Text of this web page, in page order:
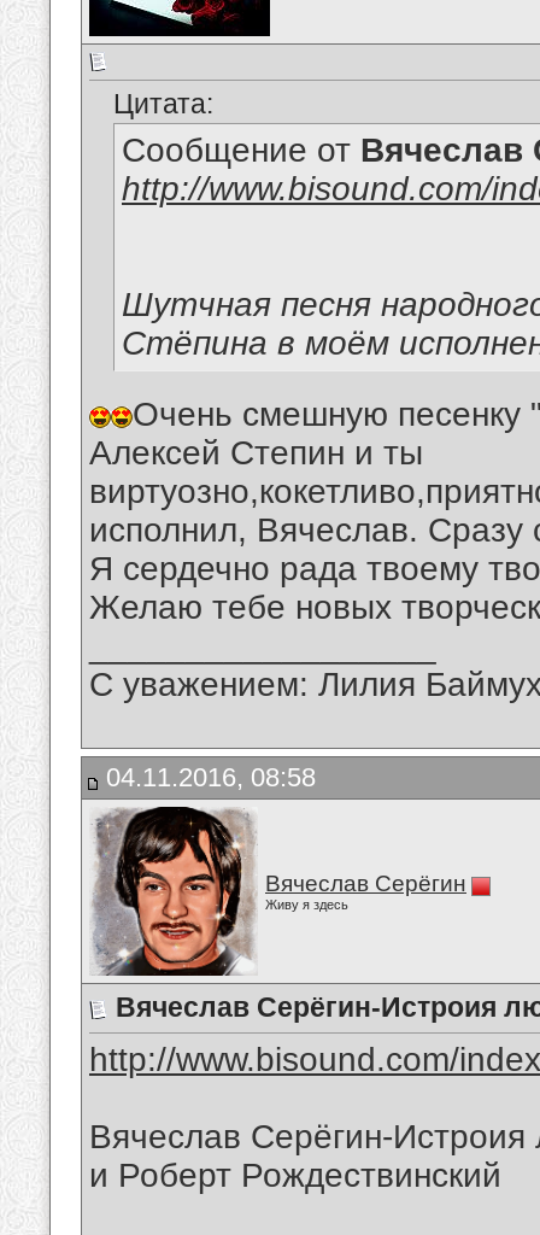
Цитата:
Сообщение от Вячеслав
http://www.bisound.com/
Шутчная песня
Стёпина в моём
Очень смешную песенку
Алексей Степин и ты
исполнил, Вячеслав. Сразу
Я сердечно рада твоему
Желаю тебе новых
С уважением: Лилия
04.11.2016, 08:58
Вячеслав Серёгин
Живу я здесь
Вячеслав Серёгин-Истроия
http://www.bisound.com/
Вячеслав Серёгин-
и Роберт Рождествинский